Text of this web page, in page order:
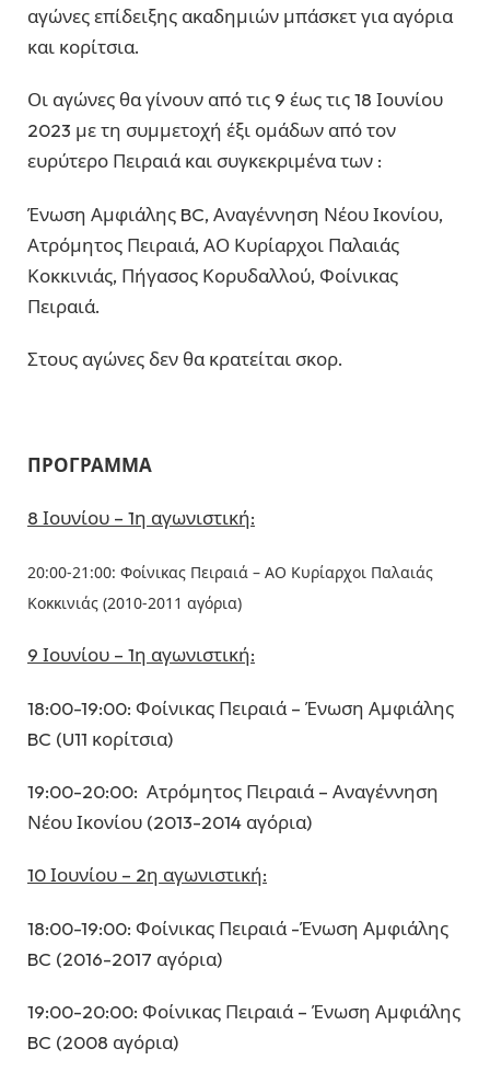
αγώνες επίδειξης ακαδημιών μπάσκετ για αγόρια
και κορίτσια.
Οι αγώνες θα γίνουν από τις 9 έως τις 18 Ιουνίου
2023 με τη συμμετοχή έξι ομάδων από τον
ευρύτερο Πειραιά και συγκεκριμένα των :
Ένωση Αμφιάλης BC, Αναγέννηση Νέου Ικονίου,
Ατρόμητος Πειραιά, ΑΟ Κυρίαρχοι Παλαιάς
Κοκκινιάς, Πήγασος Κορυδαλλού, Φοίνικας
Πειραιά.
Στους αγώνες δεν θα κρατείται σκορ.
ΠΡΟΓΡΑΜΜΑ
8 Ιουνίου – 1η αγωνιστική:
20:00-21:00: Φοίνικας Πειραιά – ΑΟ Κυρίαρχοι Παλαιάς
Κοκκινιάς (2010-2011 αγόρια)
9 Ιουνίου – 1η αγωνιστική:
18:00-19:00: Φοίνικας Πειραιά – Ένωση Αμφιάλης
BC (U11 κορίτσια)
19:00-20:00: Ατρόμητος Πειραιά – Αναγέννηση
Νέου Ικονίου (2013-2014 αγόρια)
10 Ιουνίου – 2η αγωνιστική:
18:00-19:00: Φοίνικας Πειραιά -Ένωση Αμφιάλης
BC (2016-2017 αγόρια)
19:00-20:00: Φοίνικας Πειραιά – Ένωση Αμφιάλης
BC (2008 αγόρια)